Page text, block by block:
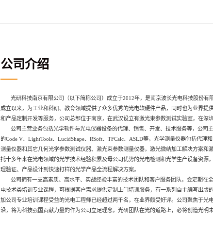
公司介绍
光研科技南京有限公司（以下简称公司）成立于2012年，是南京波长光电科技股份有
成立以来，为工业和科研、教育领域提供了众多优秀的光电软硬件产品，同时也为业界提
和产品定制开发等服务，公司总部位于南京，在武汉设立有激光束参数测试实验室，在深
公司主营业务包括光学软件与光电仪器设备的代理、销售、开发、技术服务等，公司
的Code V、LightTools、LucidShape、RSoft、TFCalc、ASLD等，光学测量仪器包括代理
测量仪器和其它几何光学参数测试仪器、激光束参数测量仪器，激光微纳加工解决方案和
托十多年来在光电领域的光学技术经验积累及母公司优势的光电检测和光学生产设备资源
理验证、产品设计到快速打样的光学产品全流程解决方案。
公司拥有一支高素质、高水平、实战经验丰富的技术团队和客户服务团队，会定期在
电技术类培训专业课程，可根据客户需求提供定制上门培训服务，有一系列自主编写出版
加公司专业培训课程受益的光电工程师已经超过两千名，在业界颇受好评。公司聚焦于光
沿，将为科技强国贡献力量的作为公司立足理念，光研团队在光的道路上，必将创造光明未